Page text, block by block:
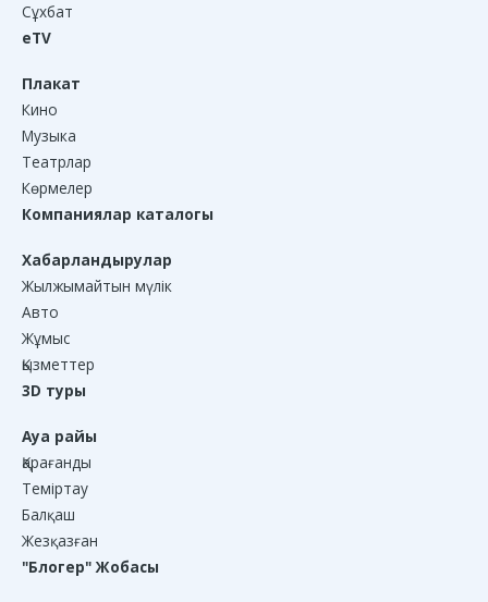
Сұхбат
eTV
Плакат
Кино
Музыка
Театрлар
Көрмелер
Компаниялар каталогы
Хабарландырулар
Жылжымайтын мүлік
Авто
Жұмыс
Қызметтер
3D туры
Ауа райы
Қарағанды
Теміртау
Балқаш
Жезқазған
"Блогер" Жобасы